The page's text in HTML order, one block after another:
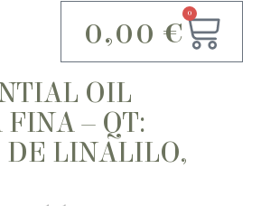
0,00€ 0
OIL
– QT:
DE LINALILO,